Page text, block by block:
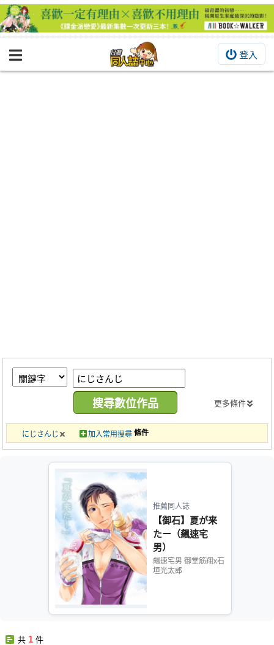
登入
BOOKY書集倉庫
繪圖藝廊
交流中心
攤位轉讓區
會員功能選單
會員中心
登入
更多條件
條件
にじさんじ 加入常用搜尋
推薦同人誌
【御石】夏が来
たー（飆速宅
男）
飆速宅男 御堂筋翔x石
垣光太郎
共 1 件